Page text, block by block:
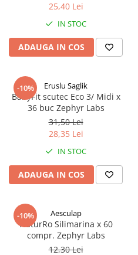
ani Zephyr Labs
25,40 Lei
IN STOC
ADAUGA IN COS
-10% Eruslu Saglik
BabyFit scutec Eco 3/ Midi x
36 buc Zephyr Labs
31,50 Lei
28,35 Lei
IN STOC
ADAUGA IN COS
-10% Aesculap
NaturRo Silimarina x 60
compr. Zephyr Labs
12,30 Lei